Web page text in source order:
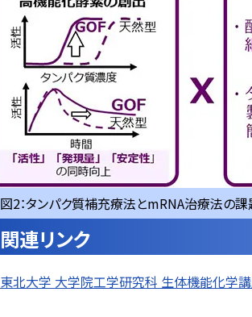
図2：タンパク質補充療法とmRNA治療法の
関連リンク
東北大学 大学院工学研究科 生体機能化学